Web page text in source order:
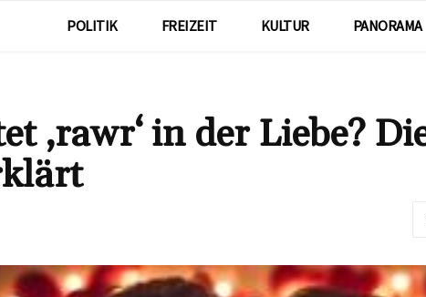
POLITIK FREIZEIT KULTUR PANORAMA
‚rawr‘ in der Liebe?